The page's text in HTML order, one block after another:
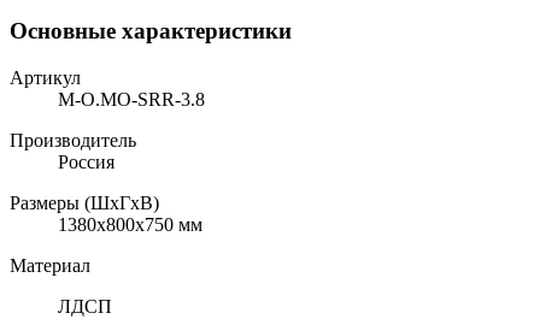
Основные характеристики
Артикул
M-O.MO-SRR-3.8
Производитель
Россия
Размеры (ШхГхВ)
1380x800x750 мм
Материал
ЛДСП